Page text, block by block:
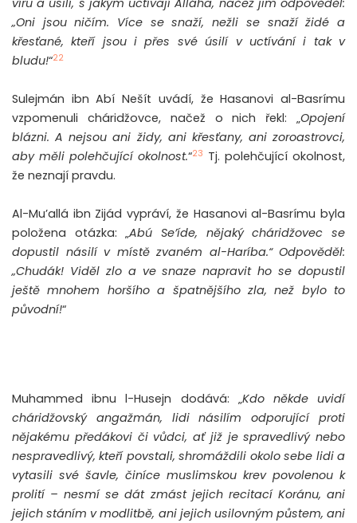
víru a úsilí, s jakým uctívají Alláha, načež jim odpověděl:
„Oni jsou ničím. Více se snaží, nežli se snaží židé a
křesťané, kteří jsou i přes své úsilí v uctívání i tak v
bludu!“22
Sulejmán ibn Abí Nešít uvádí, že Hasanovi al-Basrímu
vzpomenuli cháridžovce, načež o nich řekl: „Opojení
blázni. A nejsou ani židy, ani křesťany, ani zoroastrovci,
aby měli polehčující okolnost.“23 Tj. polehčující okolnost,
že neznají pravdu.
Al-Mu’allá ibn Zijád vypráví, že Hasanovi al-Basrímu byla
položena otázka: „Abú Se’íde, nějaký cháridžovec se
dopustil násilí v místě zvaném al-Haríba.“ Odpověděl:
„Chudák! Viděl zlo a ve snaze napravit ho se dopustil
ještě mnohem horšího a špatnějšího zla, než bylo to
původní!“
Muhammed ibnu l-Husejn dodává: „Kdo někde uvidí
cháridžovský angažmán, lidi násilím odporující proti
nějakému předákovi či vůdci, ať již je spravedlivý nebo
nespravedlivý, kteří povstali, shromáždili okolo sebe lidi a
vytasili své šavle, činíce muslimskou krev povolenou k
prolití – nesmí se dát zmást jejich recitací Koránu, ani
jejich stáním v modlitbě, ani jejich usilovným půstem, ani